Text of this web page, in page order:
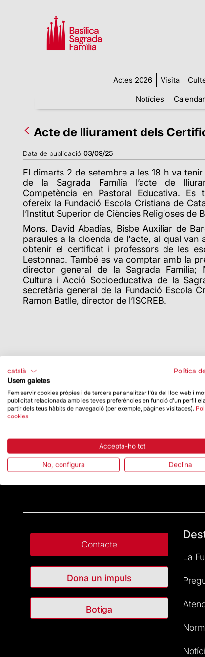
Actes 2026 Visita
Notícies
Acte de lliurament dels
Data de publicació 03/09/25
El dimarts 2 de setembre a les 18 h va
de la Sagrada Família l’acte de
Competència en Pastoral Educativa. Es
ofereix la Fundació Escola Cristiana de
l’Institut Superior de Ciències Religioses de
Mons. David Abadias, Bisbe Auxiliar de
paraules a la cloenda de l'acte, al qual van
obtenir el certificat i professors de les
Lestonnac. També es va comptar amb la
director general de la Sagrada Família;
Cultura i Acció Socioeducativa de la
secretària general de la Fundació Escola
Ramon Batlle, director de l’ISCREB.
Contacte
Dona un impuls
Botiga
La
català
Política
Usem galetes
Fem servir cookies pròpies i de tercers per analitzar l'ús del lloc web i
publicitat relacionada amb les teves preferències en funció d'un perfil
partir dels teus hàbits de navegació (per exemple, pàgines visitades).
cookies
Accepta-ho tot
No, configura Declina